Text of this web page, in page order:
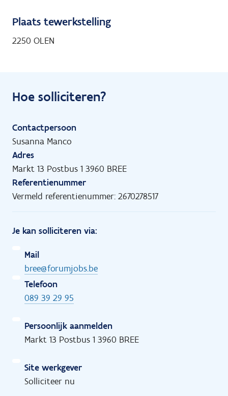
Plaats tewerkstelling
2250 OLEN
Hoe solliciteren?
Contactpersoon
Susanna Manco
Adres
Markt 13 Postbus 1 3960 BREE
Referentienummer
Vermeld referentienummer: 2670278517
Je kan solliciteren via:
Mail
bree@forumjobs.be
Telefoon
089 39 29 95
Persoonlijk aanmelden
Markt 13 Postbus 1 3960 BREE
Site werkgever
Solliciteer nu